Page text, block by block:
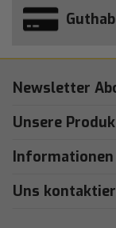
Newsletter
Unsere
Informationen
Uns